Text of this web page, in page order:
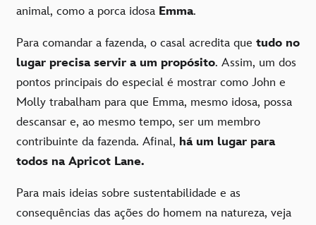
animal, como a porca idosa Emma.
Para comandar a fazenda, o casal acredita que tudo no
lugar precisa servir a um propósito. Assim, um dos
pontos principais do especial é mostrar como John e
Molly trabalham para que Emma, mesmo idosa, possa
descansar e, ao mesmo tempo, ser um membro
contribuinte da fazenda. Afinal, há um lugar para
todos na Apricot Lane.
Para mais ideias sobre sustentabilidade e as
consequências das ações do homem na natureza, veja